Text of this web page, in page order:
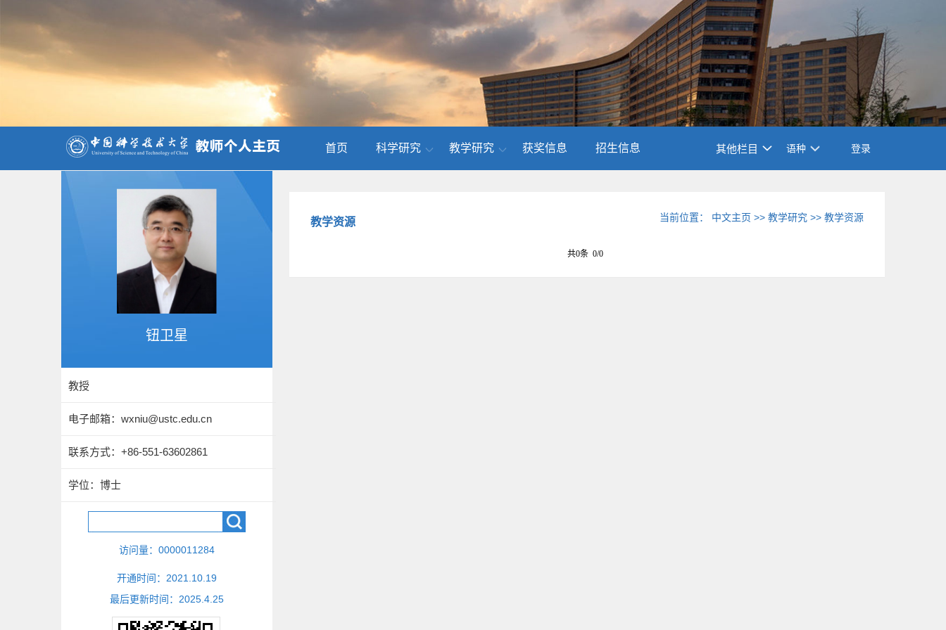
首页 科学研究 教学研究 获奖信息 招生信息 其他栏目 语种 登录
钮卫星
教授
电子邮箱： wxniu@ustc.edu.cn
联系方式：+86-551-63602861
学位：博士
访问量： 0000011284
开通时间： 2021 10 19
最后更新时间： 2025 4 25
教学资源 当前位置： 中文主页 >>教学研究 >>教学资源
共0条 0/0